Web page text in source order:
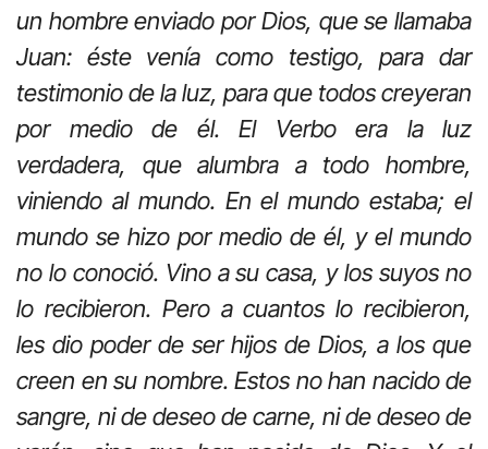
un hombre enviado por Dios, que se llamaba
Juan: éste venía como testigo, para dar
testimonio de la luz, para que todos creyeran
por medio de él. El Verbo era la luz
verdadera, que alumbra a todo hombre,
viniendo al mundo. En el mundo estaba; el
mundo se hizo por medio de él, y el mundo
no lo conoció. Vino a su casa, y los suyos no
lo recibieron. Pero a cuantos lo recibieron,
les dio poder de ser hijos de Dios, a los que
creen en su nombre. Estos no han nacido de
sangre, ni de deseo de carne, ni de deseo de